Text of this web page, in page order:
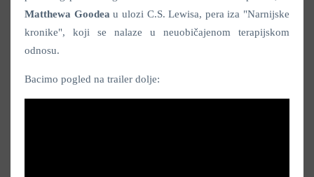
Matthewa Goodeau ulozi C.S. Lewisa, pera iza "Narnijske
kronike", koji se nalaze u neuobičajenom terapijskom
odnosu.
Bacimo pogled na trailer dolje: